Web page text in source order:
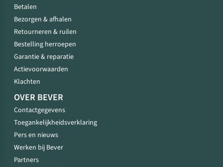
Betalen
Bezorgen & afhalen
Retourneren & ruilen
Bestelling herroepen
Garantie & reparatie
Actievoorwaarden
Klachten
OVER BEVER
Contactgegevens
Toegankelijkheidsverklaring
Pers en nieuws
Werken bij Bever
Partners